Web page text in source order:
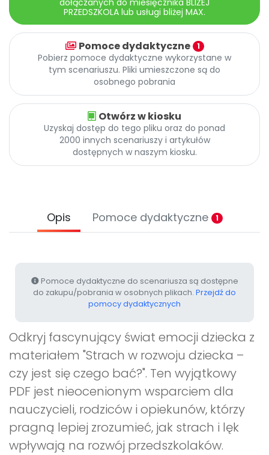
Pomoc
Promocje
dołączanych do miesięcznika BLIŻEJ
PRZEDSZKOLA lub usługi bliżej MAX.
Pomoce dydaktyczne 1
Pobierz pomoce dydaktyczne wykorzystane w
tym scenariuszu. Pliki umieszczone są do
osobnego pobrania
Otwórz w kiosku
Uzyskaj dostęp do tego pliku oraz do ponad
2000 innych scenariuszy i artykułów
dostępnych w naszym kiosku.
Opis Pomoce dydaktyczne 1
Pomoce dydaktyczne do scenariusza są dostępne
do zakupu/pobrania w osobnych plikach. Przejdź do
pomocy dydaktycznych
Odkryj fascynujący świat emocji dziecka z
materiałem "Strach w rozwoju dziecka –
czy jest się czego bać?". Ten wyjątkowy
PDF jest nieocenionym wsparciem dla
nauczycieli, rodziców i opiekunów, którzy
pragną lepiej zrozumieć, jak strach i lęk
wpływają na rozwój przedszkolaków.